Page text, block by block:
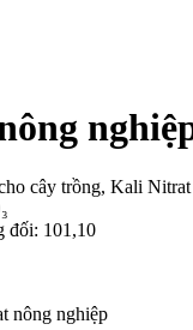
cây trồng, Kali
đối: 101,10
nông nghiệp